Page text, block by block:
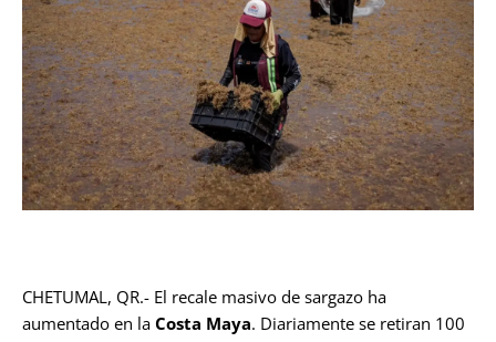
CHETUMAL, QR.- El recale masivo de sargazo ha
aumentado en la Costa Maya. Diariamente se retiran 100